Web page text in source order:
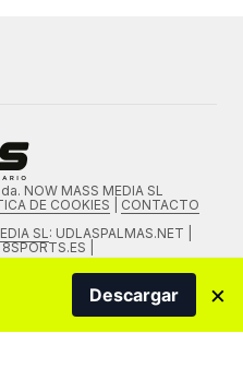
NOW MASS MEDIA SL
DE COOKIES
CONTACTO
SL: UDLASPALMAS.NET |
|
Descargar ×